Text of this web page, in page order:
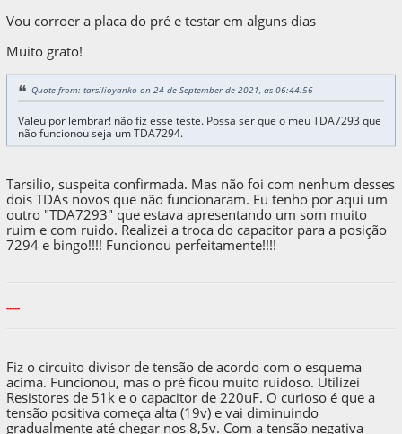
Vou corroer a placa do pré e testar em alguns dias
Muito grato!
Quote from: tarsilioyanko on 24 de September de 2021, as 06:44:56
Valeu por lembrar! não fiz esse teste. Possa ser que o meu TDA7293 que
não funcionou seja um TDA7294.
Tarsilio, suspeita confirmada. Mas não foi com nenhum desses
dois TDAs novos que não funcionaram. Eu tenho por aqui um
outro "TDA7293" que estava apresentando um som muito
ruim e com ruido. Realizei a troca do capacitor para a posição
7294 e bingo!!!! Funcionou perfeitamente!!!!
-----
Fiz o circuito divisor de tensão de acordo com o esquema
acima. Funcionou, mas o pré ficou muito ruidoso. Utilizei
Resistores de 51k e o capacitor de 220uF. O curioso é que a
tensão positiva começa alta (19v) e vai diminuindo
gradualmente até chegar nos 8,5v. Com a tensão negativa